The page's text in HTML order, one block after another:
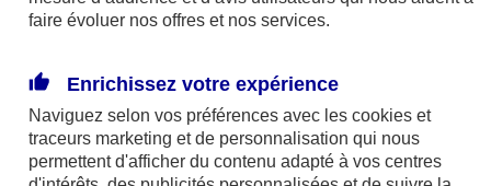
Quelques exemples de litiges :
un fournisseur ne respecte pas les délais de
livraison et vous fait perdre l’un de vos plus gros
clients,
un client conteste la qualité de la prestation
faire évoluer nos offres et nos services.
Enrichissez votre expérience
Naviguez selon vos préférences avec les cookies et
traceurs marketing et de personnalisation qui nous
permettent d'afficher du contenu adapté à vos centres